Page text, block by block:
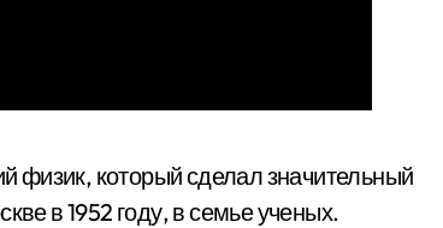
физик, который сделал значительный
в 1952 году, в семье ученых.